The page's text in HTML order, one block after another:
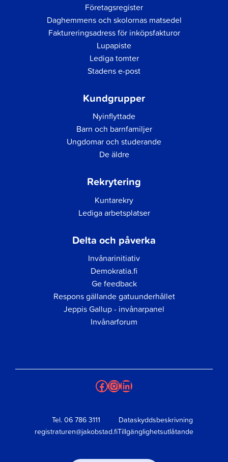
Företagsregister
Daghemmens och skolornas matsedel
Faktureringsadress för inköpsfakturor
Lupapiste
Lediga tomter
Stadens e-post
Kundgrupper
Nyinflyttade
Barn och barnfamiljer
Ungdomar och studerande
De äldre
Rekrytering
Kuntarekry
Lediga arbetsplatser
Delta och påverka
Invånarinitiativ
Demokratia.fi
Ge feedback
Respons gällande gatuunderhållet
Jeppis Gallup - invånarpanel
Invånarforum
Facebook
Instagram
LinkedIn
Tel. 06 786 3111
registraturen@jakobstad.fi
Dataskyddsbeskrivning
Tillgänglighetsutlåtande